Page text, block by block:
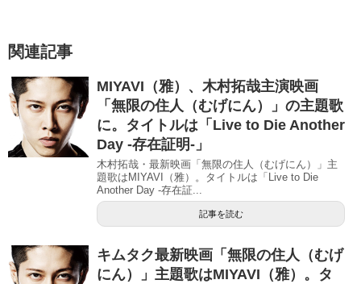
す
関連記事
MIYAVI（雅）、木村拓哉主演映画
「無限の住人（むげにん）」の主題歌
に。タイトルは「Live to Die Another
Day -存在証明-」
木村拓哉・最新映画「無限の住人（むげにん）」主
題歌はMIYAVI（雅）。タイトルは「Live to Die
Another Day -存在証...
記事を読む
キムタク最新映画「無限の住人（むげ
にん）」主題歌はMIYAVI（雅）。タ